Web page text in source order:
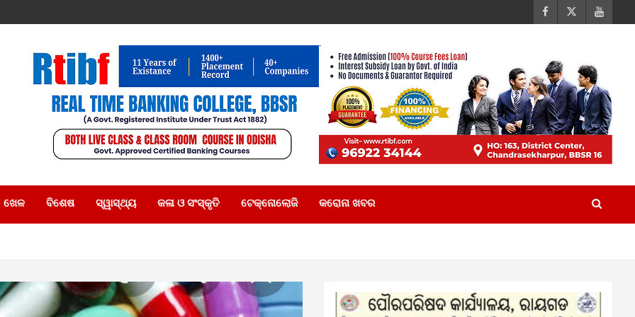
ଖେଳ ବିଶେଷ ସ୍ୱାସ୍ଥ୍ୟ କଳା ଓ ସଂସ୍କୃତି ଟେକ୍ନୋଲୋଜି କରୋନା ଖବର